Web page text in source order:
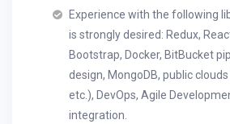
Experience with the following
is strongly desired: Redux,
Bootstrap, Docker, BitBucket
design, MongoDB, public
etc.), DevOps, Agile
integration.